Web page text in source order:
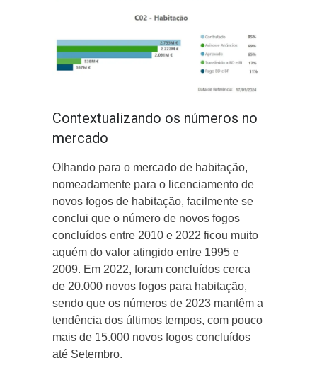
Contextualizando os números no
mercado
Olhando para o mercado de habitação,
nomeadamente para o licenciamento de
novos fogos de habitação, facilmente se
conclui que o número de novos fogos
concluídos entre 2010 e 2022 ficou muito
aquém do valor atingido entre 1995 e
2009. Em 2022, foram concluídos cerca
de 20.000 novos fogos para habitação,
sendo que os números de 2023 mantêm a
tendência dos últimos tempos, com pouco
mais de 15.000 novos fogos concluídos
até Setembro.